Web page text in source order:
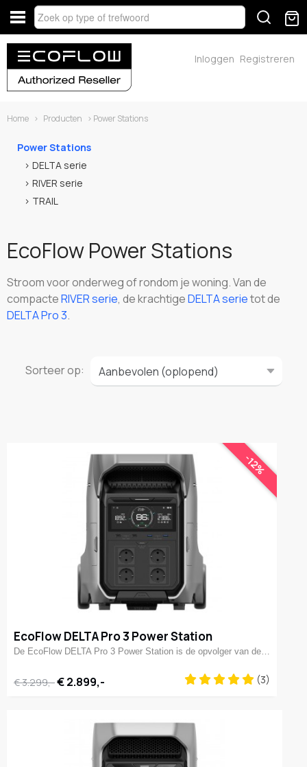
Inloggen Registreren
Home › Producten › Power Stations
Power Stations
DELTA serie
RIVER serie
TRAIL
EcoFlow Power Stations
Stroom voor onderweg of rondom je woning. Van de
compacteRIVER serie, de krachtigeDELTA serietot de
DELTA Pro 3.
Sorteer op:
-12%
EcoFlow DELTA Pro 3 Power Station
De EcoFlow DELTA Pro 3 Power Station is de opvolger van de…
€ 3.299,-€ 2.899,- (3)